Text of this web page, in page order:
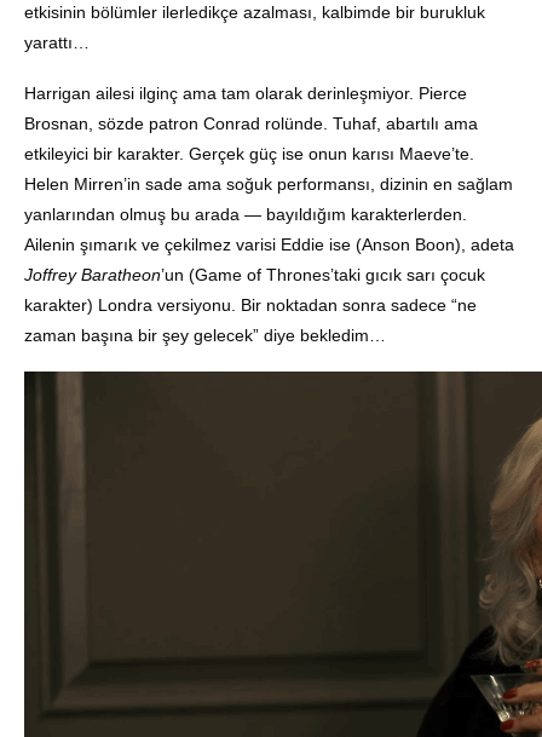
etkisinin bölümler ilerledikçe azalması, kalbimde bir burukluk
yarattı…
Harrigan ailesi ilginç ama tam olarak derinleşmiyor. Pierce
Brosnan, sözde patron Conrad rolünde. Tuhaf, abartılı ama
etkileyici bir karakter. Gerçek güç ise onun karısı Maeve’te.
Helen Mirren’in sade ama soğuk performansı, dizinin en sağlam
yanlarından olmuş bu arada — bayıldığım karakterlerden.
Ailenin şımarık ve çekilmez varisi Eddie ise (Anson Boon), adeta
Joffrey Baratheon’un (Game of Thrones’taki gıcık sarı çocuk
karakter) Londra versiyonu. Bir noktadan sonra sadece “ne
zaman başına bir şey gelecek” diye bekledim…